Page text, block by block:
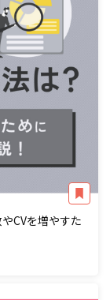
CVを増やすた